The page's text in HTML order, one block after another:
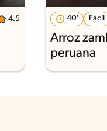
4.5 40' Fácil
Arroz
peruana